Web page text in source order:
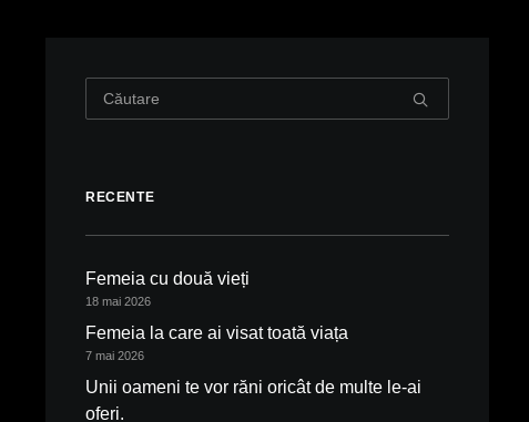
RECENTE
Femeia cu două vieți
18 mai 2026
Femeia la care ai visat toată viața
7 mai 2026
Unii oameni te vor răni oricât de multe le-ai
oferi.